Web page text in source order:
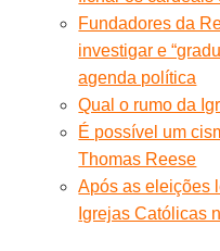
Fundadores da
investigar e
agenda política
Qual o rumo da
É possível um
Thomas Reese
Após as eleições
Igrejas Católicas